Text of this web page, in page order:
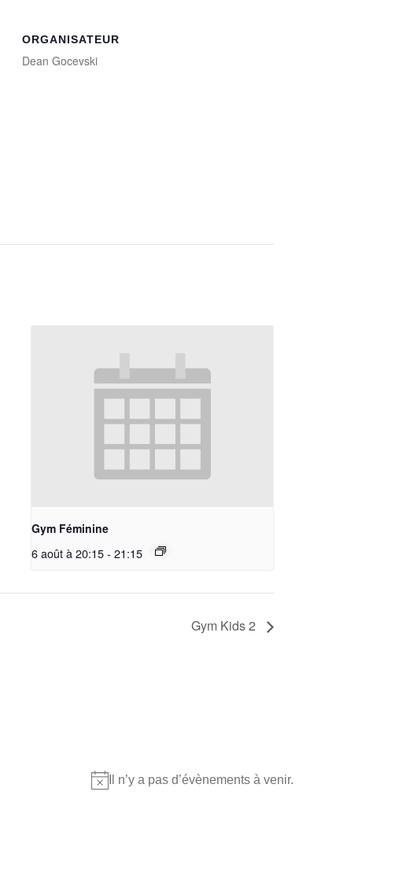
ORGANISATEUR
Dean Gocevski
Gym Féminine
6 août à 20:15- 21:15
Gym Kids 2
Notice
Il n’y a pas d’évènements à venir.